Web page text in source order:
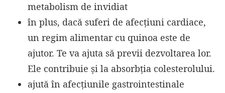
metabolism de invidiat
în plus, dacă suferi de afecțiuni cardiace,
un regim alimentar cu quinoa este de
ajutor. Te va ajuta să previi dezvoltarea lor.
Ele contribuie și la absorbția colesterolului.
ajută în afecțiunile gastrointestinale